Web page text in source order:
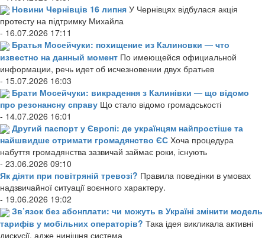
Новини Чернівців 16 липня У Чернівцях відбулася акція
протесту на підтримку Михайла
- 16.07.2026 17:11
Братья Мосейчуки: похищение из Калиновки — что
известно на данный момент По имеющейся официальной
информации, речь идет об исчезновении двух братьев
- 15.07.2026 16:03
Брати Мосейчуки: викрадення з Калинівки — що відомо
про резонансну справу Що стало відомо громадськості
- 14.07.2026 16:01
Другий паспорт у Європі: де українцям найпростіше та
найшвидше отримати громадянство ЄС Хоча процедура
набуття громадянства зазвичай займає роки, існують
- 23.06.2026 09:10
Як діяти при повітряній тревозі? Правила поведінки в умовах
надзвичайної ситуації воєнного характеру.
- 19.06.2026 19:02
Зв’язок без абонплати: чи можуть в Україні змінити модель
тарифів у мобільних операторів? Така ідея викликала активні
дискусії, адже нинішня система